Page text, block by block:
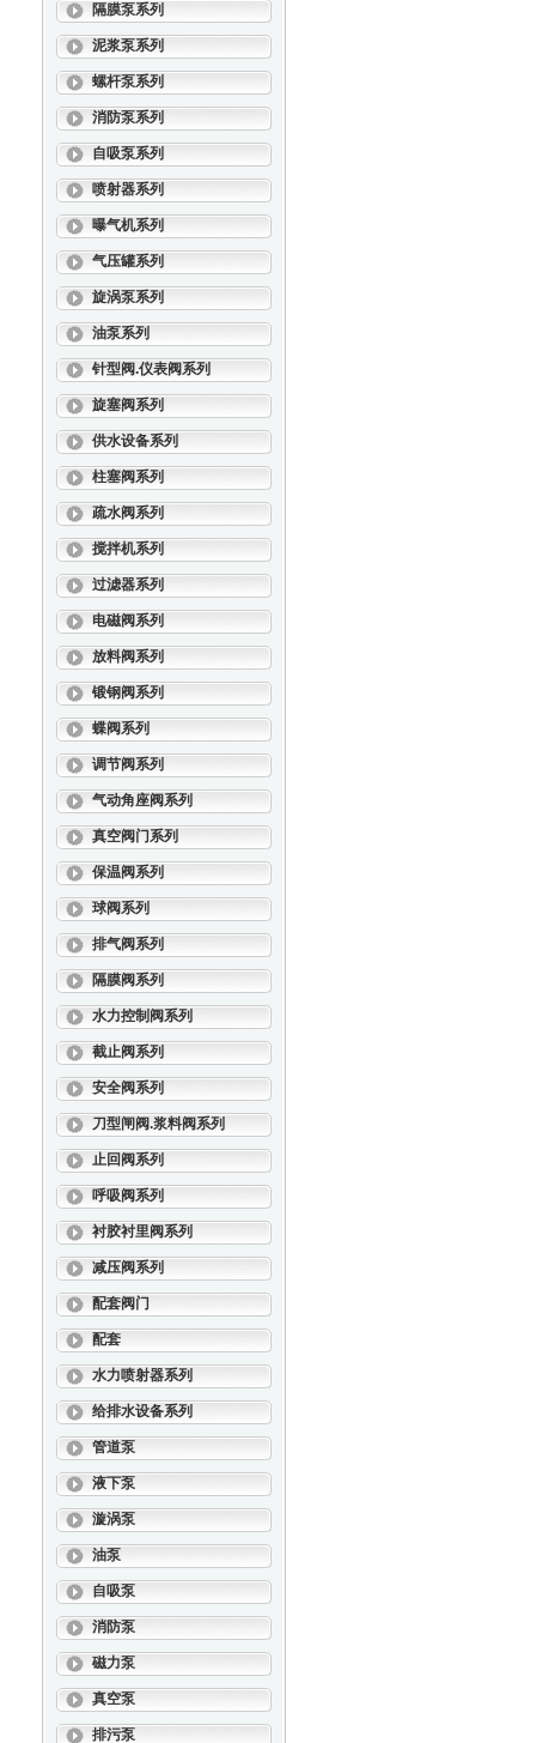
隔膜泵系列
泥浆泵系列
螺杆泵系列
消防泵系列
自吸泵系列
喷射器系列
曝气机系列
气压罐系列
旋涡泵系列
油泵系列
针型阀.仪表阀系列
旋塞阀系列
供水设备系列
柱塞阀系列
疏水阀系列
搅拌机系列
过滤器系列
电磁阀系列
放料阀系列
锻钢阀系列
蝶阀系列
调节阀系列
气动角座阀系列
真空阀门系列
保温阀系列
球阀系列
排气阀系列
隔膜阀系列
水力控制阀系列
截止阀系列
安全阀系列
刀型闸阀.浆料阀系列
止回阀系列
呼吸阀系列
衬胶衬里阀系列
减压阀系列
配套阀门
配套
水力喷射器系列
给排水设备系列
管道泵
液下泵
漩涡泵
油泵
自吸泵
消防泵
磁力泵
真空泵
排污泵